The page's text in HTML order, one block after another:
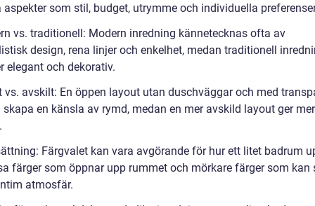
aspekter som stil, budget, utrymme och individuella
vs. traditionell: Modern inredning kännetecknas ofta av
design, rena linjer och enkelhet, medan traditionell
elegant och dekorativ.
vs. avskilt: En öppen layout utan duschväggar och med
skapa en känsla av rymd, medan en mer avskild layout ger mer
Färgvalet kan vara avgörande för hur ett litet badrum
färger som öppnar upp rummet och mörkare färger som kan
atmosfär.